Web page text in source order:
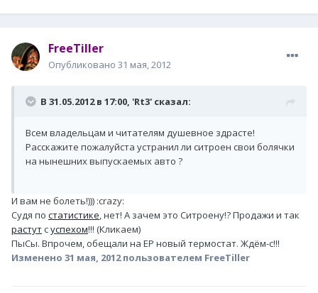
FreeTiller
Опубликовано 31 мая, 2012
В 31.05.2012 в 17:00, 'Rt3' сказал:
Всем владельцам и читателям душевное здрасте!
Расскажите пожалуйста устранил ли ситроен свои болячки
на нынешних выпускаемых авто ?
И вам не болеть!))) :crazy:
Судя по статистике, нет! А зачем это Ситроену!? Продажи и так
растутсуспехом!!! (Кликаем)
ПыСы. Впрочем, обещали на ЕР новый термостат. Ждём-с!!!
Изменено 31 мая, 2012пользователем FreeTiller